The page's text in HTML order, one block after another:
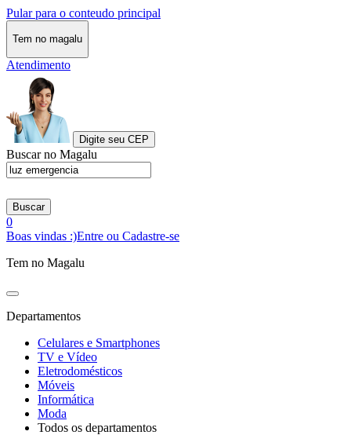
Pular para o conteudo principal
Tem no magalu
Atendimento
Digite seu CEP
Buscar no Magalu
Buscar
0
Boas vindas :)Entre ou Cadastre-se
Tem no Magalu
Departamentos
Celulares e Smartphones
TV e Vídeo
Eletrodomésticos
Móveis
Informática
Moda
Todos os departamentos